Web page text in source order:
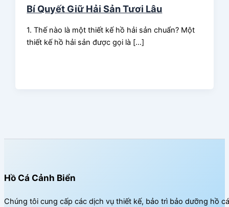
Bí Quyết Giữ Hải Sản Tươi Lâu
1. Thế nào là một thiết kế hồ hải sản chuẩn? Một
thiết kế hồ hải sản được gọi là […]
Hồ Cá Cảnh Biển
Chúng tôi cung cấp các dịch vụ thiết kế, bảo trì bảo dưỡng hồ